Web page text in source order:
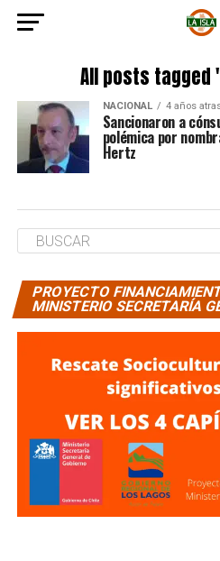
All posts
NACIONAL 4 años
Sancionaron a
polémica por
Hertz
PROYECTO
MINISTERIO SECRETARÍA